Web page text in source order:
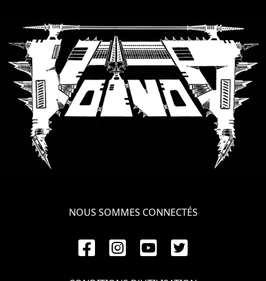
LANGUE
•
ENGLISH
•
FRANÇAIS
NOUS SOMMES CONNECTÉS